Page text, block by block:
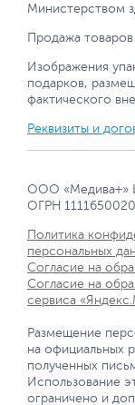
Министерством
Продажа
Изображения
подарков,
фактического
Реквизиты и
ООО «Медива+»
ОГРН
Политика
персональных
Согласие на
Согласие на
сервиса
Размещение
на официальных
полученных
Использование
ограничено и